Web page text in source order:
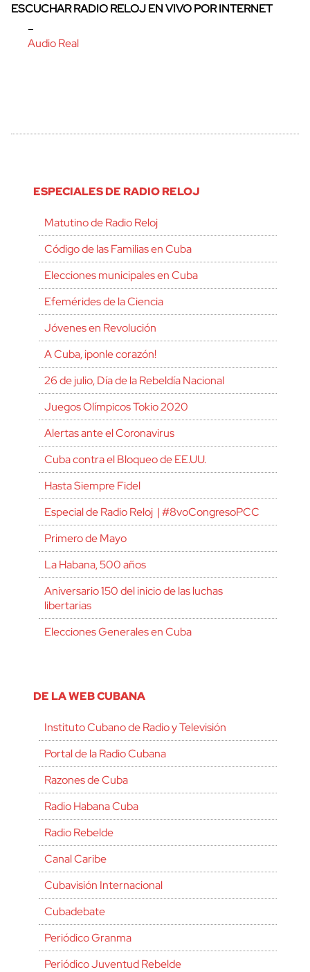
ESCUCHAR RADIO RELOJ EN VIVO POR INTERNET
–
Audio Real
ESPECIALES DE RADIO RELOJ
Matutino de Radio Reloj
Código de las Familias en Cuba
Elecciones municipales en Cuba
Efemérides de la Ciencia
Jóvenes en Revolución
A Cuba, ¡ponle corazón!
26 de julio, Día de la Rebeldía Nacional
Juegos Olímpicos Tokio 2020
Alertas ante el Coronavirus
Cuba contra el Bloqueo de EE.UU.
Hasta Siempre Fidel
Especial de Radio Reloj | #8voCongresoPCC
Primero de Mayo
La Habana, 500 años
Aniversario 150 del inicio de las luchas
libertarias
Elecciones Generales en Cuba
DE LA WEB CUBANA
Instituto Cubano de Radio y Televisión
Portal de la Radio Cubana
Razones de Cuba
Radio Habana Cuba
Radio Rebelde
Canal Caribe
Cubavisión Internacional
Cubadebate
Periódico Granma
Periódico Juventud Rebelde